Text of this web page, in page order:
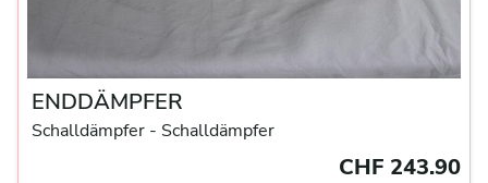
ENDDÄMPFER
Schalldämpfer - Schalldämpfer
CHF 243.90